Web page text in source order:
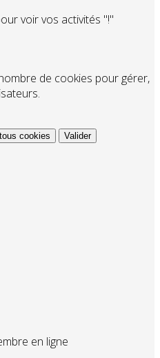
voir vos activités "!"
de cookies pour gérer,
cookies Valider
en ligne